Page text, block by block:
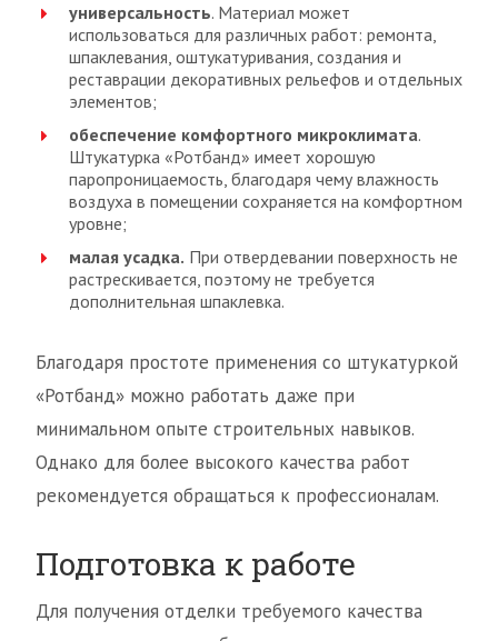
универсальность. Материал может
использоваться для различных работ: ремонта,
шпаклевания, оштукатуривания, создания и
реставрации декоративных рельефов и отдельных
элементов;
обеспечение комфортного микроклимата.
Штукатурка «Ротбанд» имеет хорошую
паропроницаемость, благодаря чему влажность
воздуха в помещении сохраняется на комфортном
уровне;
малая усадка. При отвердевании поверхность не
растрескивается, поэтому не требуется
дополнительная шпаклевка.
Благодаря простоте применения со штукатуркой
«Ротбанд» можно работать даже при
минимальном опыте строительных навыков.
Однако для более высокого качества работ
рекомендуется обращаться к профессионалам.
Подготовка к работе
Для получения отделки требуемого качества